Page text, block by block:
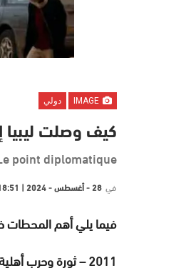
دولي
كيف وصلت ليبيا
point diplomatique
في 28 - أغسطس - 2024 | 18:51 مساءً
فيما يلي أهم المحطات
2011 – ثورة وحرب أهلية